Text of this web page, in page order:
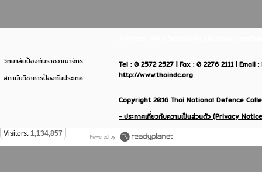
วิทยาลัยป้องกันราชอาณาจักร
สถาบันวิชาการป้องกันประเทศ
Tel : 0 2572 2527 | Fax : 0 2276 2111 |
http://www.thaindc.org
Copyright 2016 Thai National Defence
- ประกาศเกี่ยวกับความเป็นส่วนตัว (Privacy
Visitors: 1,134,857